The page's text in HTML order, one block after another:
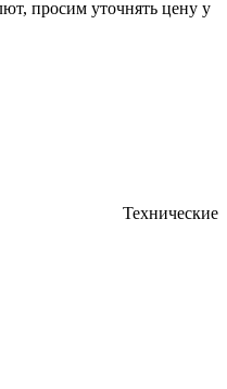
просим уточнять цену у
Технические